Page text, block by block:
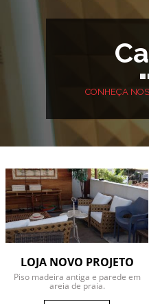
CONHEÇA
LOJA NOVO PROJETO
Piso madeira antiga e parede em
areia de praia.